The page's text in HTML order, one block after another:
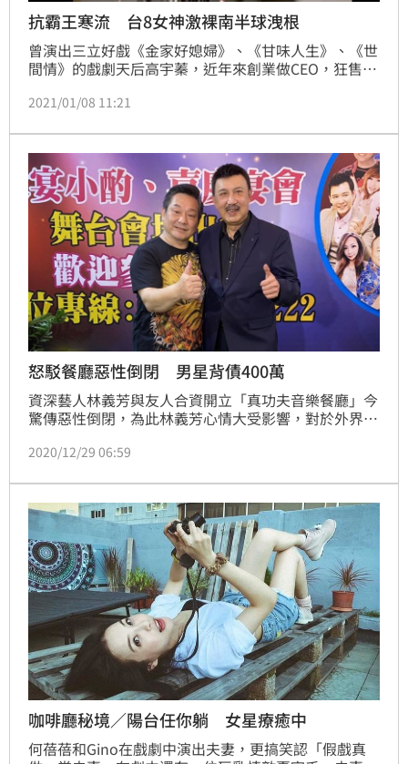
抗霸王寒流 台8女神激裸南半球洩根
曾演出三立好戲《金家好媳婦》、《甘味人生》、《世
間情》的戲劇天后高宇蓁，近年來創業做CEO，狂售百
友林薇舉辦的走秀，大方秀出南半球，往下一看還洩出
4個月給員工。
2021/01/08 11:21
怒駁餐廳惡性倒閉 男星背債400萬
資深藝人林義芳與友人合資開立「真功夫音樂餐廳」今
驚傳惡性倒閉，為此林義芳心情大受影響，對於外界不
受到疫情影響，在餐廳有虧損之後，林義芳主動邀請股
東們要退出，他都願意一起度過難關。最後，由林義芳
本人向銀行貸款400萬支付餐廳必須支出的款項。
2020/12/29 06:59
咖啡廳秘境／陽台任你躺 女星療癒中
何蓓蓓和Gino在戲劇中演出夫妻，更搞笑認「假戲真